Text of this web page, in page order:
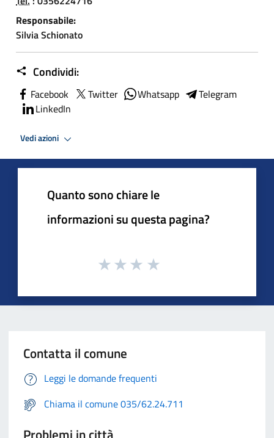
Responsabile:
Silvia Schionato
Condividi:
Facebook Twitter Whatsapp
Telegram
LinkedIn
Vedi azioni
Quanto sono chiare le
informazioni su questa pagina?
Contatta il comune
Leggi le domande frequenti
Chiama il comune 035/62.24.711